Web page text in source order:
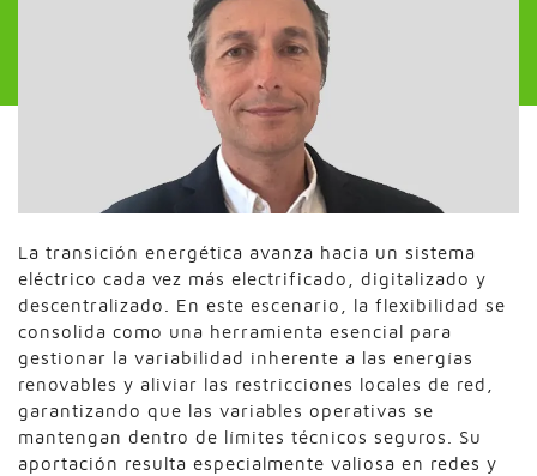
La transición energética avanza hacia un sistema
eléctrico cada vez más electrificado, digitalizado y
descentralizado. En este escenario, la flexibilidad se
consolida como una herramienta esencial para
gestionar la variabilidad inherente a las energías
renovables y aliviar las restricciones locales de red,
garantizando que las variables operativas se
mantengan dentro de límites técnicos seguros. Su
aportación resulta especialmente valiosa en redes y